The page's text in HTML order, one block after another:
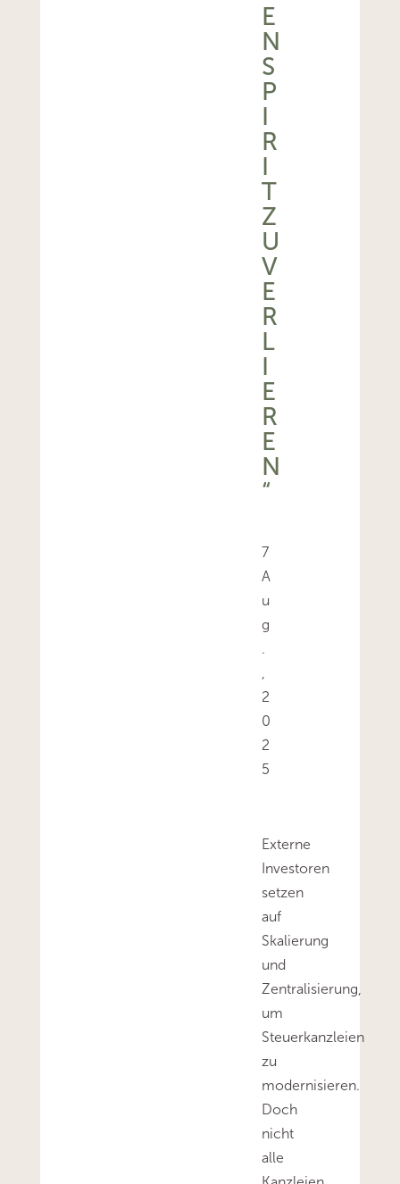
E
N
S
P
I
R
I
T
Z
U
V
E
R
L
I
E
R
E
N
“
7
A
u
g
.
2
0
2
5
Externe
Investoren
setzen
auf
Skalierung
und
Zentralisierung,
um
Steuerkanzleien
zu
modernisieren.
Doch
nicht
alle